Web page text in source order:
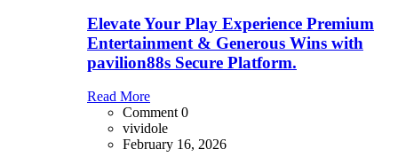
Elevate Your Play Experience Premium
Entertainment & Generous Wins with
pavilion88s Secure Platform.
Read More
Comment 0
vividole
February 16, 2026